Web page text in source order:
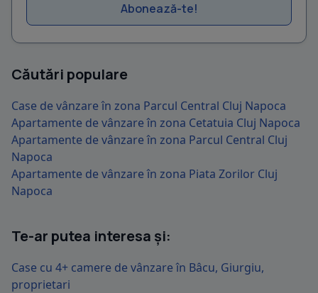
Abonează-te!
Căutări populare
Case de vânzare în zona Parcul Central Cluj Napoca
Apartamente de vânzare în zona Cetatuia Cluj Napoca
Apartamente de vânzare în zona Parcul Central Cluj
Napoca
Apartamente de vânzare în zona Piata Zorilor Cluj
Napoca
Te-ar putea interesa și:
Case cu 4+ camere de vânzare în Bâcu, Giurgiu,
proprietari